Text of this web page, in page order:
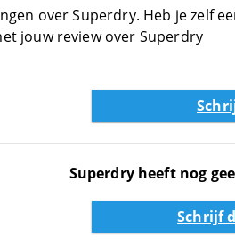
over Superdry. Heb je zelf
jouw review over Superdry
Superdry heeft nog
Schrijf